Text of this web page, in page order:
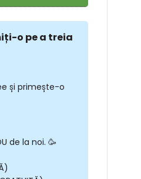
o pe a treia
și primește-o
de la noi. 🥳